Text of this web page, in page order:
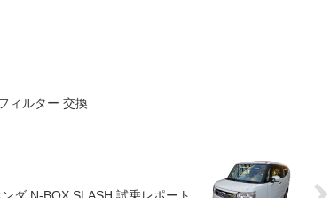
ィルター 交換
ンダ N-BOX SLASH 試乗レポート